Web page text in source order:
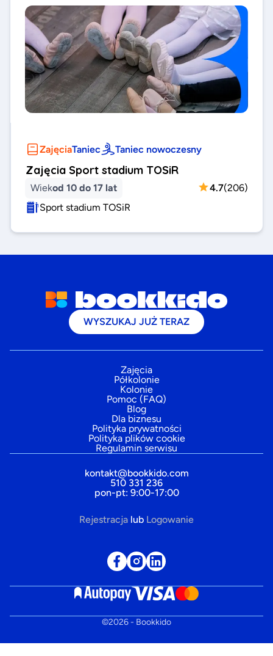
ZajęciaTaniec Taniec nowoczesny
Zajęcia Sport stadium TOSiR
Wiekod 10 do 17 lat 4.7(206)
Sport stadium TOSiR
WYSZUKAJ JUŻ TERAZ
Zajęcia
Półkolonie
Kolonie
Pomoc (FAQ)
Blog
Dla biznesu
Polityka prywatności
Polityka plików cookie
Regulamin serwisu
kontakt@bookkido.com
510 331 236
pon-pt: 9:00-17:00
Rejestracja lub Logowanie
©2026- Bookkido